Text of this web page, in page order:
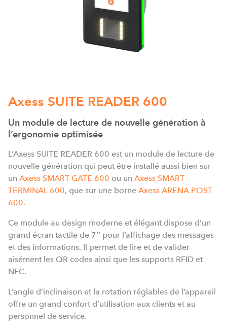
Axess SUITE READER 600
Un module de lecture de nouvelle génération à
l’ergonomie optimisée
L’Axess SUITE READER 600 est un module de lecture de
nouvelle génération qui peut être installé aussi bien sur
un Axess SMART GATE 600 ou un Axess SMART
TERMINAL 600, que sur une borne Axess ARENA POST
600.
Ce module au design moderne et élégant dispose d’un
grand écran tactile de 7’’ pour l’affichage des messages
et des informations. Il permet de lire et de valider
aisément les QR codes ainsi que les supports RFID et
NFC.
L’angle d’inclinaison et la rotation réglables de l’appareil
offre un grand confort d’utilisation aux clients et au
personnel de service.